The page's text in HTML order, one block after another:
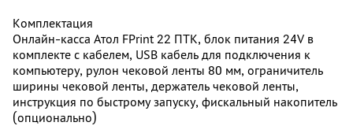
Комплектация
Онлайн-касса Атол FPrint 22 ПТК, блок питания 24V в
комплекте с кабелем, USB кабель для подключения к
компьютеру, рулон чековой ленты 80 мм, ограничитель
ширины чековой ленты, держатель чековой ленты,
инструкция по быстрому запуску, фискальный накопитель
(опционально)